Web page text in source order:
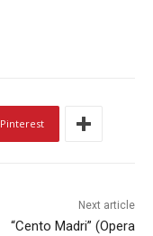
Pinterest
Next article
“Cento Madri” (Opera